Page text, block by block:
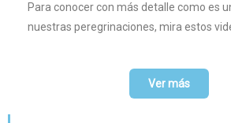
Para conocer con más detalle como es
nuestras peregrinaciones, mira estos
Ver más